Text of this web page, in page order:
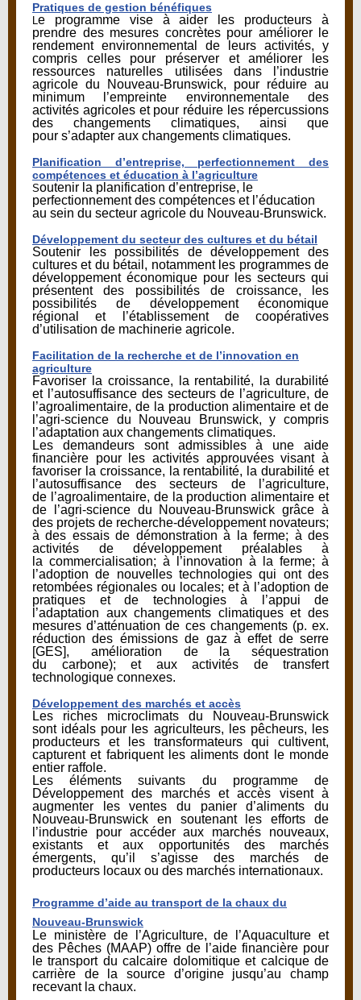
Pratiques de gestion bénéfiques
Le programme vise à aider les producteurs à
prendre des mesures concrètes pour améliorer le
rendement environnemental de leurs activités, y
compris celles pour préserver et améliorer les
ressources naturelles utilisées dans l’industrie
agricole du Nouveau-Brunswick, pour réduire au
minimum l’empreinte environnementale des
activités agricoles et pour réduire les répercussions
des changements climatiques, ainsi que
pour s’adapter aux changements climatiques.
Planification d’entreprise, perfectionnement des
compétences et éducation à l’agriculture
Soutenir la planification d’entreprise, le
perfectionnement des compétences et l’éducation
au sein du secteur agricole du Nouveau-Brunswick.
Développement du secteur des cultures et du bétail
Soutenir les possibilités de développement des
cultures et du bétail, notamment les programmes de
développement économique pour les secteurs qui
présentent des possibilités de croissance, les
possibilités de développement économique
régional et l’établissement de coopératives
d’utilisation de machinerie agricole.
Facilitation de la recherche et de l’innovation en
agriculture
Favoriser la croissance, la rentabilité, la durabilité
et l’autosuffisance des secteurs de l’agriculture, de
l’agroalimentaire, de la production alimentaire et de
l’agri-science du Nouveau Brunswick, y compris
l’adaptation aux changements climatiques.
Les demandeurs sont admissibles à une aide
financière pour les activités approuvées visant à
favoriser la croissance, la rentabilité, la durabilité et
l’autosuffisance des secteurs de l’agriculture,
de l’agroalimentaire, de la production alimentaire et
de l’agri-science du Nouveau-Brunswick grâce à
des projets de recherche-développement novateurs;
à des essais de démonstration à la ferme; à des
activités de développement préalables à
la commercialisation; à l’innovation à la ferme; à
l’adoption de nouvelles technologies qui ont des
retombées régionales ou locales; et à l’adoption de
pratiques et de technologies à l’appui de
l’adaptation aux changements climatiques et des
mesures d’atténuation de ces changements (p. ex.
réduction des émissions de gaz à effet de serre
[GES], amélioration de la séquestration
du carbone); et aux activités de transfert
technologique connexes.
Développement des marchés et accès
Les riches microclimats du Nouveau-Brunswick
sont idéals pour les agriculteurs, les pêcheurs, les
producteurs et les transformateurs qui cultivent,
capturent et fabriquent les aliments dont le monde
entier raffole.
Les éléments suivants du programme de
Développement des marchés et accès visent à
augmenter les ventes du panier d’aliments du
Nouveau-Brunswick en soutenant les efforts de
l’industrie pour accéder aux marchés nouveaux,
existants et aux opportunités des marchés
émergents, qu’il s’agisse des marchés de
producteurs locaux ou des marchés internationaux.
Programme d’aide au transport de la chaux du
Nouveau-Brunswick
Le ministère de l’Agriculture, de l’Aquaculture et
des Pêches (MAAP) offre de l’aide financière pour
le transport du calcaire dolomitique et calcique de
carrière de la source d’origine jusqu’au champ
recevant la chaux.